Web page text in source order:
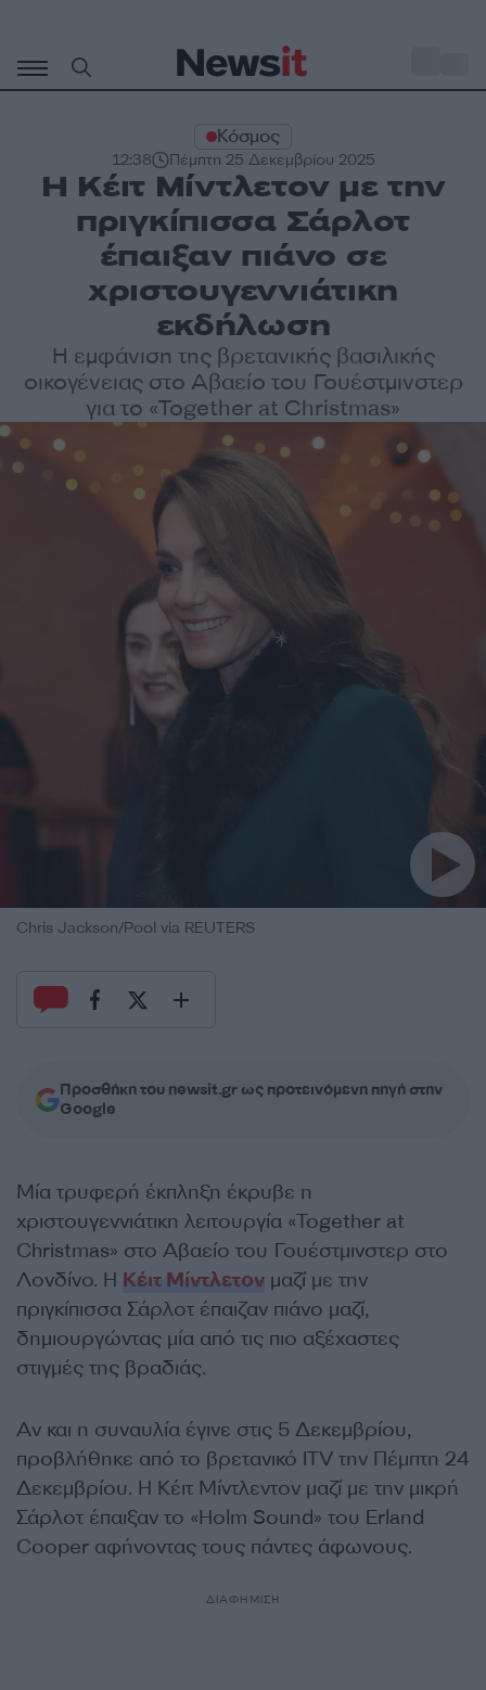
περιεχόμενο
Κόσμος
12:38 Πέμπτη 25 Δεκεμβρίου 2025
H Κέιτ Μίντλετον με την
πριγκίπισσα Σάρλοτ
έπαιξαν πιάνο σε
χριστουγεννιάτικη
εκδήλωση
Η εμφάνιση της βρετανικής βασιλικής
οικογένειας στο Αβαείο του Γουέστμινστερ
για το «Together at Christmas»
Chris Jackson/Pool via REUTERS
Προσθήκη του newsit.gr ως προτεινόμενη πηγή στην
Google
Μία τρυφερή έκπληξη έκρυβε η
χριστουγεννιάτικη λειτουργία «Together at
Christmas» στο Αβαείο του Γουέστμινστερ στο
Λονδίνο. Η Κέιτ Μίντλετον μαζί με την
πριγκίπισσα Σάρλοτ έπαιζαν πιάνο μαζί,
δημιουργώντας μία από τις πιο αξέχαστες
στιγμές της βραδιάς.
Αν και η συναυλία έγινε στις 5 Δεκεμβρίου,
προβλήθηκε από το βρετανικό ITV την Πέμπτη 24
Δεκεμβρίου. Η Κέιτ Μίντλεντον μαζί με την μικρή
Σάρλοτ έπαιξαν το «Holm Sound» του Erland
Cooper αφήνοντας τους πάντες άφωνους.
ΔΙΑΦΗΜΙΣΗ